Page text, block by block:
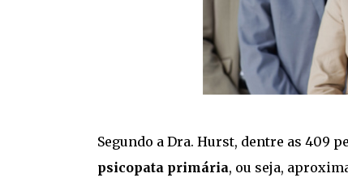
Segundo a Dra. Hurst, dentre as 409
psicopata primária, ou seja,